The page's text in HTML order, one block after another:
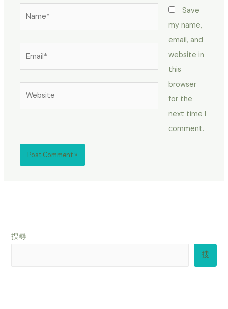
Save
my name,
email, and
website in
this
browser
for the
next time I
comment.
搜尋
搜